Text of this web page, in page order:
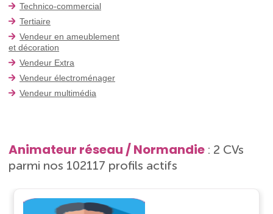
Technico-commercial
Tertiaire
Vendeur en ameublement
et décoration
Vendeur Extra
Vendeur électroménager
Vendeur multimédia
Animateur réseau / Normandie : 2 CVs
parmi nos 102117 profils actifs